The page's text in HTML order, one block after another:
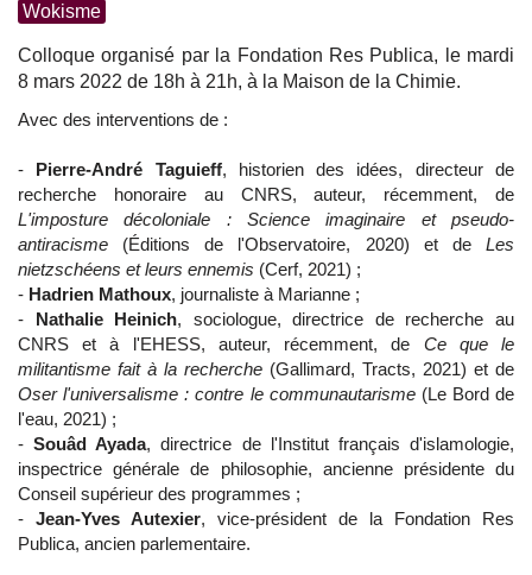
Wokisme
Colloque organisé par la Fondation Res Publica, le mardi
8 mars 2022 de 18h à 21h, à la Maison de la Chimie.
Avec des interventions de :
- Pierre-André Taguieff, historien des idées, directeur de
recherche honoraire au CNRS, auteur, récemment, de
L'imposture décoloniale : Science imaginaire et pseudo-
antiracisme (Éditions de l'Observatoire, 2020) et de Les
nietzschéens et leurs ennemis (Cerf, 2021) ;
- Hadrien Mathoux, journaliste à Marianne ;
- Nathalie Heinich, sociologue, directrice de recherche au
CNRS et à l'EHESS, auteur, récemment, de Ce que le
militantisme fait à la recherche (Gallimard, Tracts, 2021) et de
Oser l'universalisme : contre le communautarisme(Le Bord de
l'eau, 2021) ;
-Souâd Ayada, directrice de l'Institut français d'islamologie,
inspectrice générale de philosophie, ancienne présidente du
Conseil supérieur des programmes ;
- Jean-Yves Autexier, vice-président de la Fondation Res
Publica, ancien parlementaire.